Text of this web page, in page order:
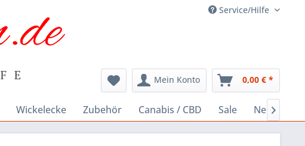
Service/Hilfe
Mein Konto 0,00 € *
Wickelecke Zubehör Canabis / CBD Sale Neu